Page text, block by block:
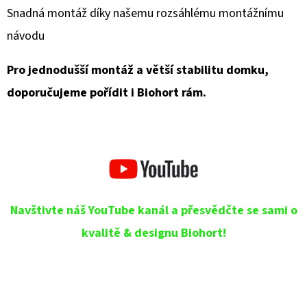
Snadná montáž díky našemu rozsáhlému montážnímu
návodu
Pro jednodušší montáž a větší stabilitu domku,
doporučujeme pořídit i Biohort rám.
Navštivte náš YouTube kanál a přesvědčte se sami o
kvalitě & designu Biohort!